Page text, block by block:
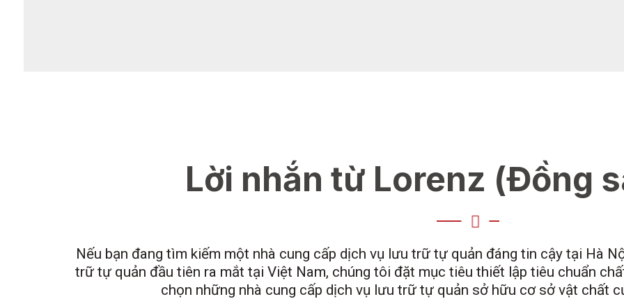
Lời nhắn từ Lorenz (Đồng
Nếu bạn đang tìm kiếm một nhà cung cấp dịch vụ lưu trữ tự quản đáng tin cậy tại Hà
trữ tự quản đầu tiên ra mắt tại Việt Nam, chúng tôi đặt mục tiêu thiết lập tiêu chuẩn
chọn những nhà cung cấp dịch vụ lưu trữ tự quản sở hữu cơ sở vật chất